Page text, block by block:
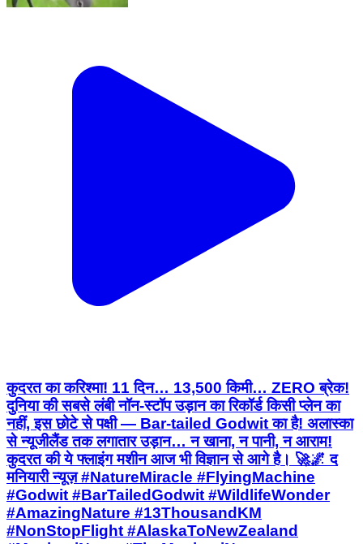
कुदरत का करिश्मा! 11 दिन… 13,500 किमी… ZERO ब्रेक!
दुनिया की सबसे लंबी नॉन-स्टॉप उड़ान का रिकॉर्ड किसी प्लेन का
नहीं, इस छोटे से पक्षी — Bar-tailed Godwit का है! अलास्का
से न्यूजीलैंड तक लगातार उड़ान… न खाना, न पानी, न आराम!
कुदरत की ये फ्लाइंग मशीन आज भी विज्ञान से आगे है। 🚀🌌 द
मनियारी न्यूज़ #NatureMiracle #FlyingMachine
#Godwit #BarTailedGodwit #WildlifeWonder
#AmazingNature #13ThousandKM
#NonStopFlight #AlaskaToNewZealand